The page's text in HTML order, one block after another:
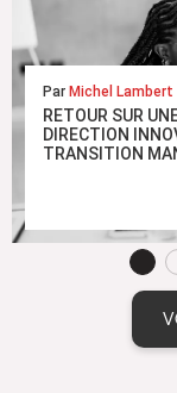
Par Michel Lambert
RETOUR SUR
DIRECTION
TRANSITION
spécialisé dans